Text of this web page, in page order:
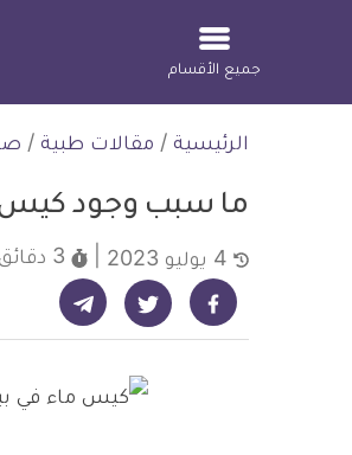
جميع الأقسام
الرئيسية / مقالات طبية /
ما سبب وجود كيس
3 دقائق
شارك على فيسبوك - ديلي ميديكال انفو شارك على تويتر - ديلي ميديكال انفو شارك على تيليجرام - ديلي ميديكال انفو